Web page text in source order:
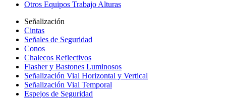
Otros Equipos Trabajo Alturas
Señalización
Cintas
Señales de Seguridad
Conos
Chalecos Reflectivos
Flasher y Bastones Luminosos
Señalización Vial Horizontal y Vertical
Señalización Vial Temporal
Espejos de Seguridad